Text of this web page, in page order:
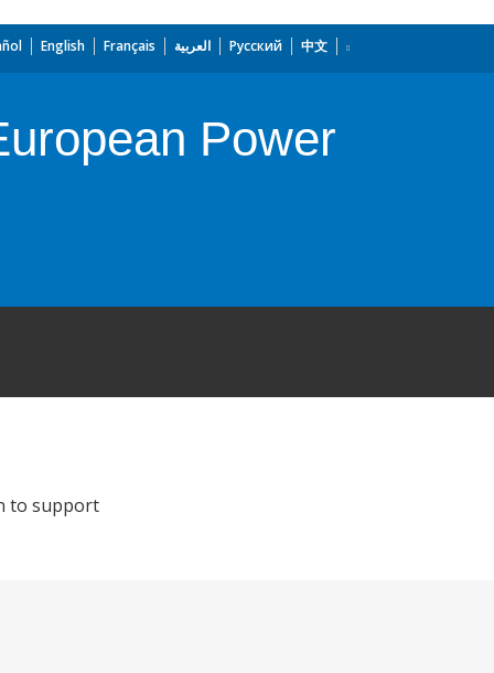
English Français العربية Русский 中文
Power
to support